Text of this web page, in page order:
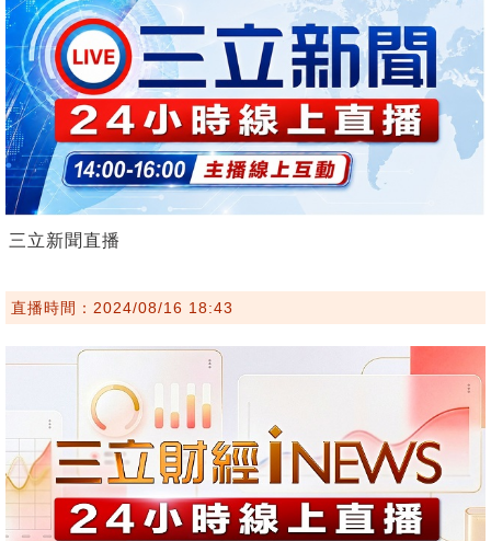
三立新聞直播
直播時間：2024/08/16 18:43